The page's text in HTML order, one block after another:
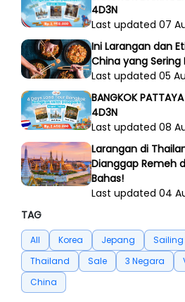
4D3N
Last updated 07
Ini Larangan dan
China yang Sering
Last updated 05
BANGKOK
4D3N
Last updated 08
Larangan di
Dianggap Remeh
Bahas!
Last updated 04
TAG
All Korea Jepang
Thailand
Sale 3 Negara
China